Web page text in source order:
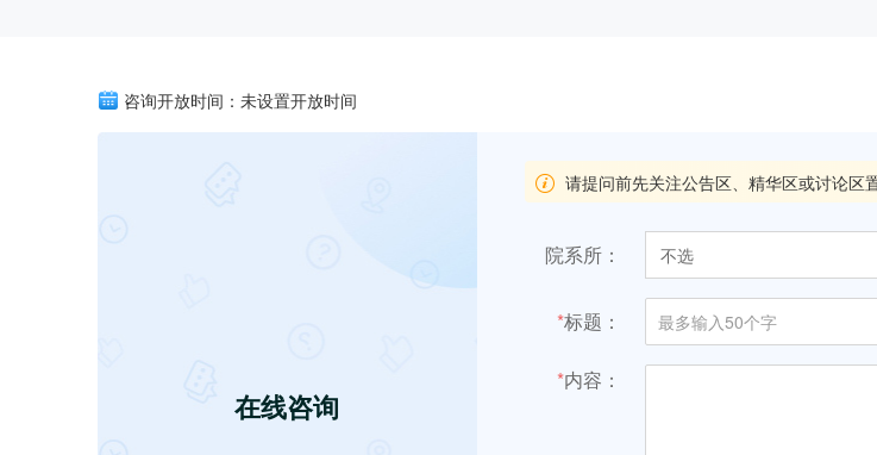
咨询开放时间：未设置开放时间